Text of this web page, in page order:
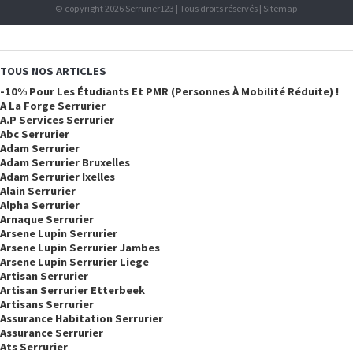
© copyright 2026 Serrurier123 | Tous droits réservés | Sitemap
TOUS NOS ARTICLES
-10% Pour Les Étudiants Et PMR (personnes À Mobilité Réduite) !
A La Forge Serrurier
A.p Services Serrurier
Abc Serrurier
Adam Serrurier
Adam Serrurier Bruxelles
Adam Serrurier Ixelles
Alain Serrurier
Alpha Serrurier
Arnaque Serrurier
Arsene Lupin Serrurier
Arsene Lupin Serrurier Jambes
Arsene Lupin Serrurier Liege
Artisan Serrurier
Artisan Serrurier Etterbeek
Artisans Serrurier
Assurance Habitation Serrurier
Assurance Serrurier
Ats Serrurier